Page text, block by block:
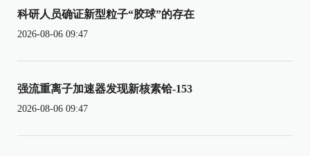
科研人员确证新型粒子“胶球”的存在
2026-08-06 09:47
强流重离子加速器发现新核素铪-153
2026-08-06 09:47